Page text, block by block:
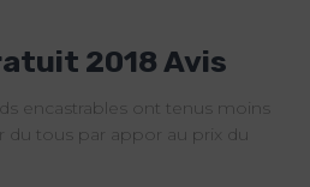
2018 Avis
encastrables ont tenus moins
du tous par appor au prix du